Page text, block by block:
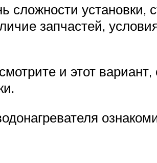
сложности установки,
запчастей,
и этот